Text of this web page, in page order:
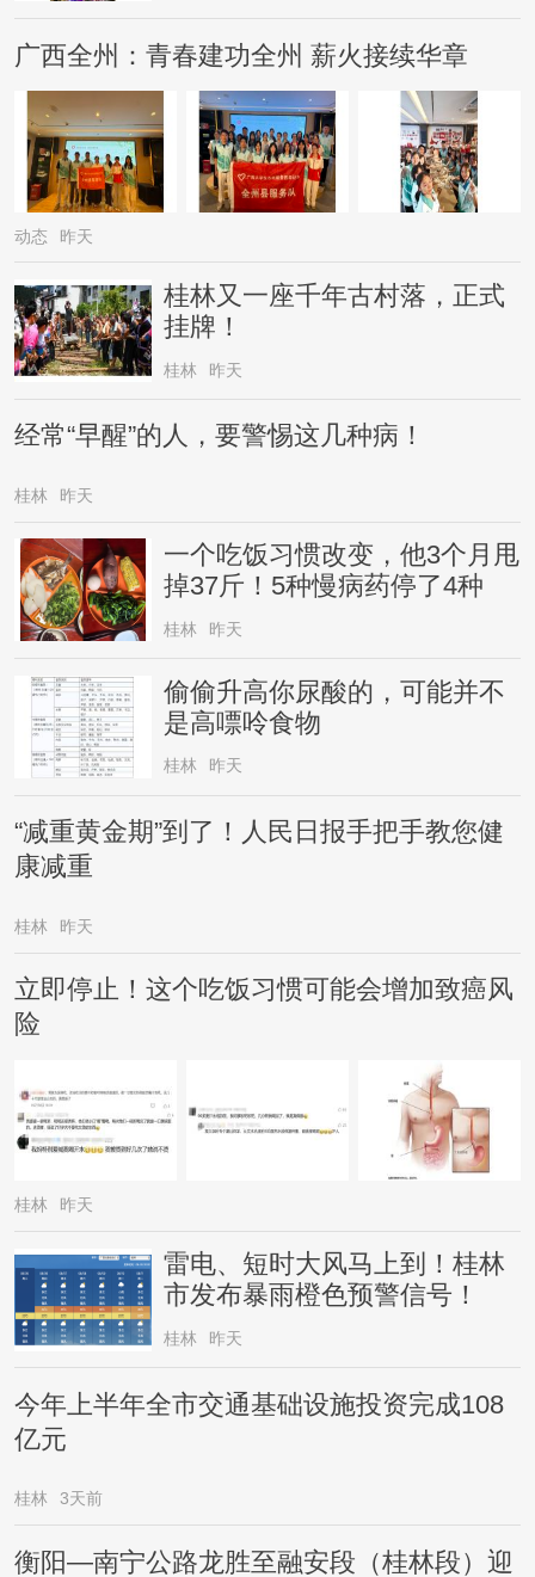
广西全州：青春建功全州 薪火接续华章
动态 昨天
桂林又一座千年古村落，正式
挂牌！
桂林 昨天
经常“早醒”的人，要警惕这几种病！
桂林 昨天
一个吃饭习惯改变，他3个月甩
掉37斤！5种慢病药停了4种
桂林 昨天
偷偷升高你尿酸的，可能并不
是高嘌呤食物
桂林 昨天
“减重黄金期”到了！人民日报手把手教您健
康减重
桂林 昨天
立即停止！这个吃饭习惯可能会增加致癌风
险
桂林 昨天
雷电、短时大风马上到！桂林
市发布暴雨橙色预警信号！
桂林 昨天
今年上半年全市交通基础设施投资完成108
亿元
桂林 3天前
衡阳—南宁公路龙胜至融安段（桂林段）迎